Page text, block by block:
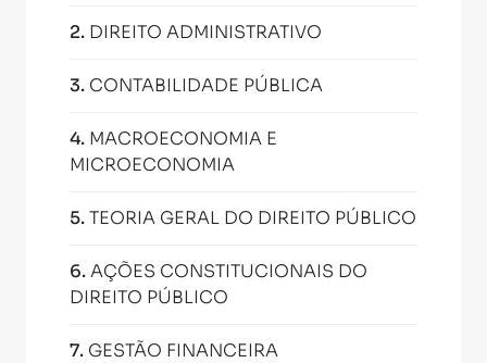
2. DIREITO ADMINISTRATIVO
3. CONTABILIDADE PÚBLICA
4. MACROECONOMIA E
MICROECONOMIA
5.TEORIA GERAL DO DIREITO PÚBLICO
6.AÇÕES CONSTITUCIONAIS DO
DIREITO PÚBLICO
7. GESTÃO FINANCEIRA